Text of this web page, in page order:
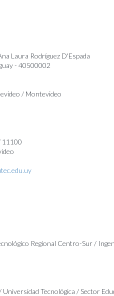
Laura Rodríguez D'Espada
- 40500002
/ Montevideo
11100
Regional Centro-Sur /
Tecnológica / Sector